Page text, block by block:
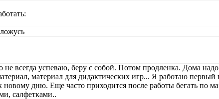
не всегда успеваю, беру с собой. Потом продленка. Дома
материал для дидактических игр... Я работаю первый
новому дню. Еще часто приходится после работы бегать по
салфетками..